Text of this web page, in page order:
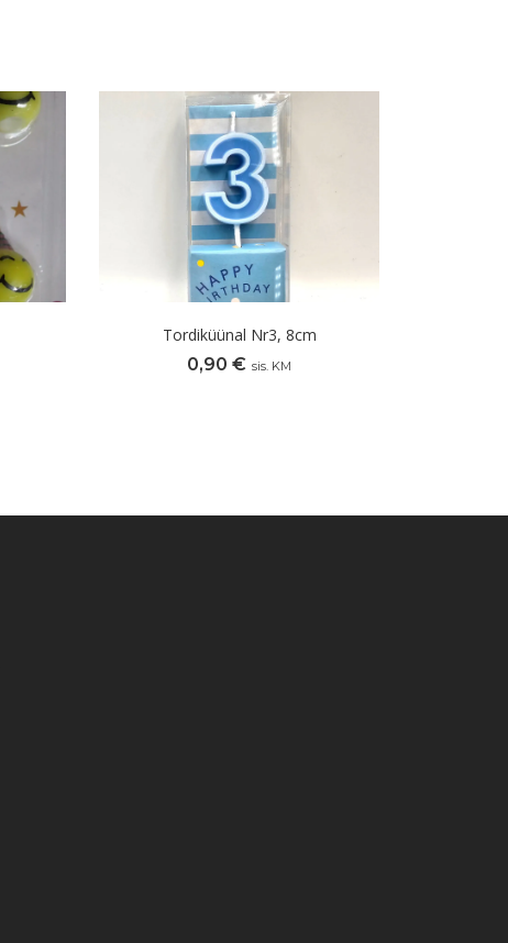
Tordiküünal Nr3, 8cm
0,90 € sis. KM